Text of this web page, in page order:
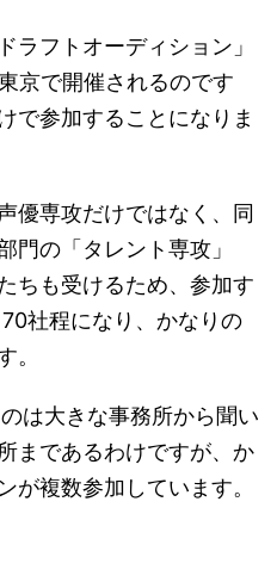
ラフトオーディション」
京で開催されるのです
で参加することになりま
優専攻だけではなく、同
門の「タレント専攻」
ちも受けるため、参加す
社程になり、かなりの
。
は大きな事務所から聞い
まであるわけですが、か
が複数参加しています。